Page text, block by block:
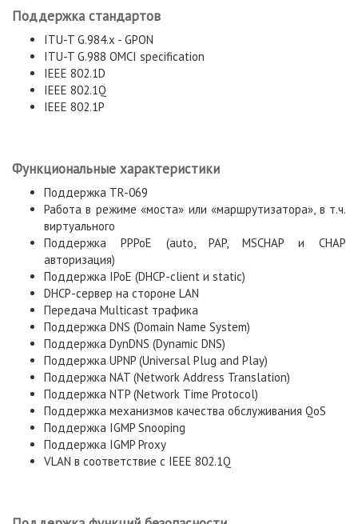
Поддержка стандартов
ITU-T G.984.x - GPON
ITU-T G.988 OMCI specification
IEEE 802.1D
IEEE 802.1Q
IEEE 802.1P
Функциональные характеристики
Поддержка TR-069
Работа в режиме «моста» или «маршрутизатора», в т.ч.
виртуального
Поддержка PPPoE (auto, PAP, MSCHAP и CHAP
авторизация)
Поддержка IPoE (DHCP-client и static)
DHCP-сервер на стороне LAN
Передача Multicast трафика
Поддержка DNS (Domain Name System)
Поддержка DynDNS (Dynamic DNS)
Поддержка UPNP (Universal Plug and Play)
Поддержка NAT (Network Address Translation)
Поддержка NTP (Network Time Protocol)
Поддержка механизмов качества обслуживания QoS
Поддержка IGMP Snooping
Поддержка IGMP Proxy
VLAN в соответствие с IEEE 802.1Q